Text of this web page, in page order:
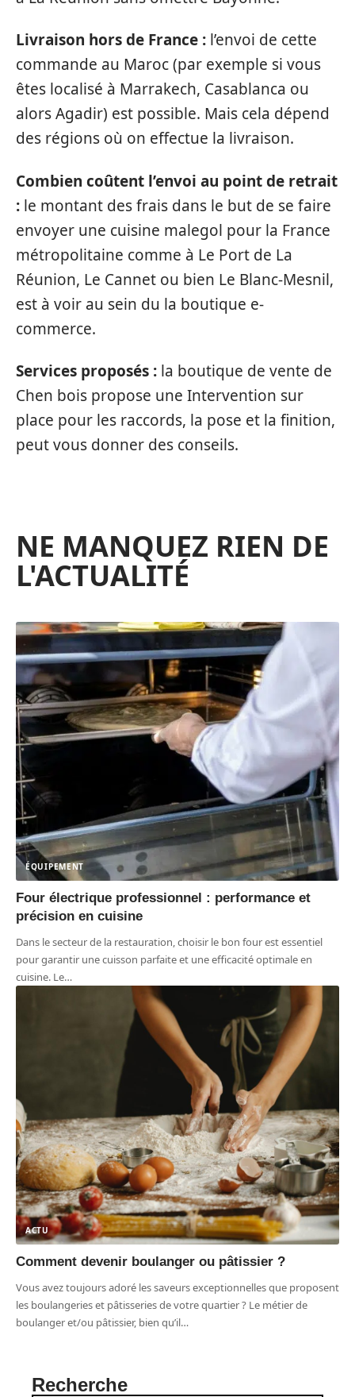
Livraison hors de France : l’envoi de cette
commande au Maroc (par exemple si vous
êtes localisé à Marrakech, Casablanca ou
alors Agadir) est possible. Mais cela dépend
des régions où on effectue la livraison.
Combien coûtent l’envoi au point de retrait
: le montant des frais dans le but de se faire
envoyer une cuisine malegol pour la France
métropolitaine comme à Le Port de La
Réunion, Le Cannet ou bien Le Blanc-Mesnil,
est à voir au sein du la boutique e-
commerce.
Services proposés : la boutique de vente de
Chen bois propose une Intervention sur
place pour les raccords, la pose et la finition,
peut vous donner des conseils.
NE MANQUEZ RIEN DE
L'ACTUALITÉ
ÉQUIPEMENT
Four électrique professionnel : performance et
précision en cuisine
Dans le secteur de la restauration, choisir le bon four est essentiel
pour garantir une cuisson parfaite et une efficacité optimale en
cuisine. Le…
ACTU
Comment devenir boulanger ou pâtissier ?
Vous avez toujours adoré les saveurs exceptionnelles que proposent
les boulangeries et pâtisseries de votre quartier ? Le métier de
boulanger et/ou pâtissier, bien qu’il…
Recherche